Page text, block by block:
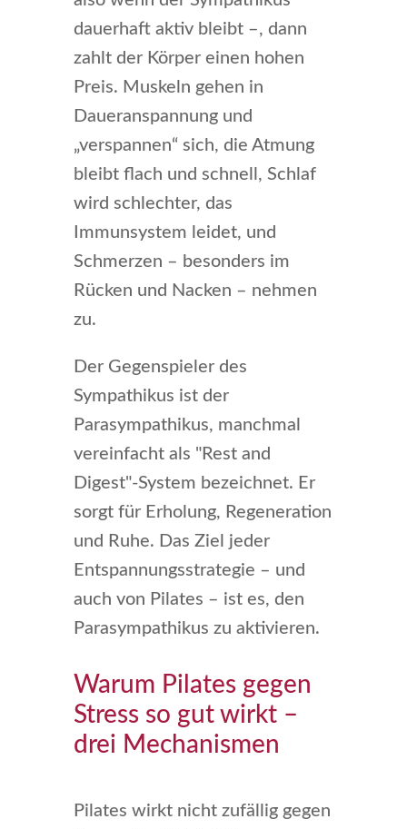
dauerhaft aktiv bleibt –, dann
zahlt der Körper einen hohen
Preis. Muskeln gehen in
Daueranspannung und
„verspannen“ sich, die Atmung
bleibt flach und schnell, Schlaf
wird schlechter, das
Immunsystem leidet, und
Schmerzen – besonders im
Rücken und Nacken – nehmen
zu.
Der Gegenspieler des
Sympathikus ist der
Parasympathikus, manchmal
vereinfacht als "Rest and
Digest"-System bezeichnet. Er
sorgt für Erholung, Regeneration
und Ruhe. Das Ziel jeder
Entspannungsstrategie – und
auch von Pilates – ist es, den
Parasympathikus zu aktivieren.
Warum Pilates gegen
Stress so gut wirkt –
drei Mechanismen
Pilates wirkt nicht zufällig gegen